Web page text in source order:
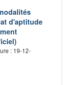
d'aptitude
: 19-12-